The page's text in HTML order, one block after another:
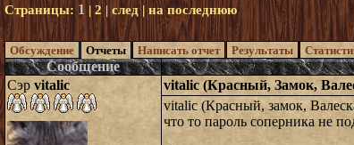
Страницы: 1 | 2 | след| на последнюю
Обсуждение Отчеты Написать отчет Результаты
Сообщение
Сэр vitalic vitalic (Красный, Замок,
vitalic (Красный, замок,
что то пароль соперника не